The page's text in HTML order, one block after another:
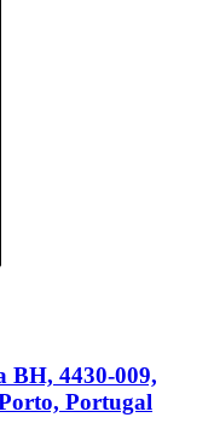
BH, 4430-009,
Portugal